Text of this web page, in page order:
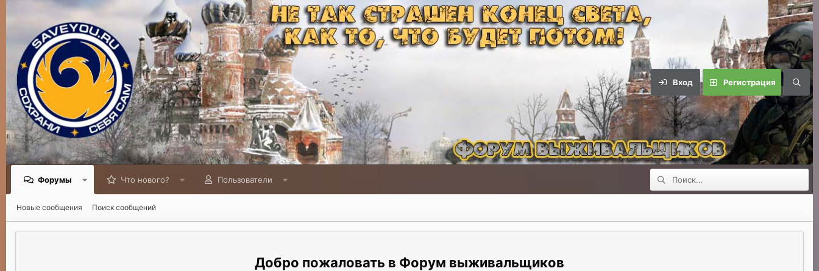
Вход Регистрация
Форумы Что нового? Пользователи
Новые сообщения Поиск сообщений
Форум выживальщиков